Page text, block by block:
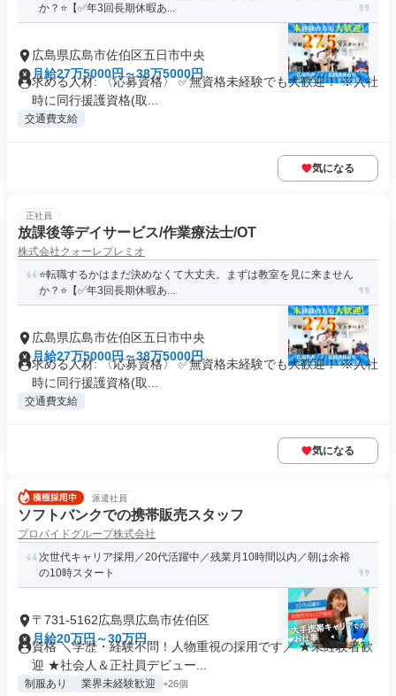
か？⭐️【✅年3回長期休暇あ...
広島県広島市佐伯区五日市中央
月給27万5000円～38万5000円
求める人材: 〈応募資格〉 ✅️無資格未経験でも大歓迎！ ※入社
時に同行援護資格(取...
交通費支給
気になる
正社員
放課後等デイサービス/作業療法士/OT
株式会社クォーレプレミオ
⭐️転職するかはまだ決めなくて大丈夫。まずは教室を見に来ません
か？⭐️【✅年3回長期休暇あ...
広島県広島市佐伯区五日市中央
月給27万5000円～38万5000円
求める人材: 〈応募資格〉 ✅️無資格未経験でも大歓迎！ ※入社
時に同行援護資格(取...
交通費支給
気になる
派遣社員
ソフトバンクでの携帯販売スタッフ
プロバイドグループ株式会社
次世代キャリア採用／20代活躍中／残業月10時間以内／朝は余裕
の10時スタート
〒731-5162広島県広島市佐伯区
月給20万円～30万円
資格 ＼学歴・経験不問！人物重視の採用です／ ★未経験者歓
迎 ★社会人＆正社員デビュー...
制服あり 業界未経験歓迎 +26個